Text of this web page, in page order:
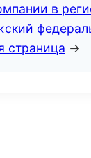
в
страница →